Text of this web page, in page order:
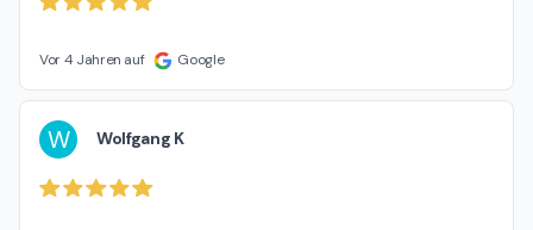
Vor 4 Jahren auf Google
W Wolfgang K